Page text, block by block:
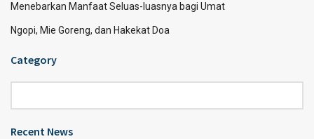
Menebarkan Manfaat Seluas-luasnya bagi Umat
Ngopi, Mie Goreng, dan Hakekat Doa
Category
Recent News